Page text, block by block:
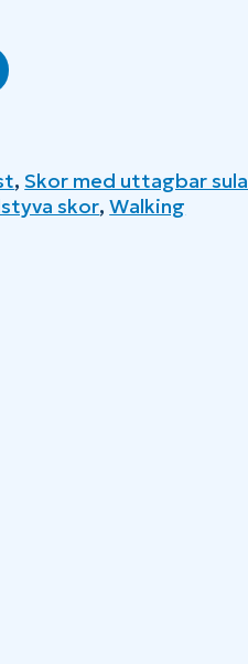
, Skor med uttagbar sula
skor,Walking